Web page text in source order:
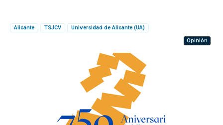
Alicante TSJCV
Universidad de Alicante (UA)
Opinión